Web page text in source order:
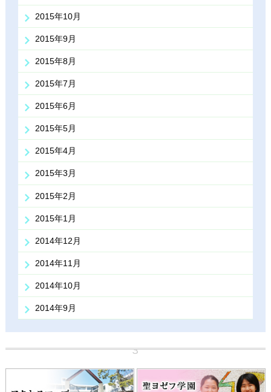
2015年10月
2015年9月
2015年8月
2015年7月
2015年6月
2015年5月
2015年4月
2015年3月
2015年2月
2015年1月
2014年12月
2014年11月
2014年10月
2014年9月